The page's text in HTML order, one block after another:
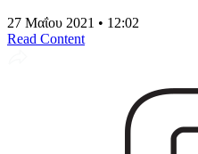
27 Μαΐου 2021 • 12:02
Read Content